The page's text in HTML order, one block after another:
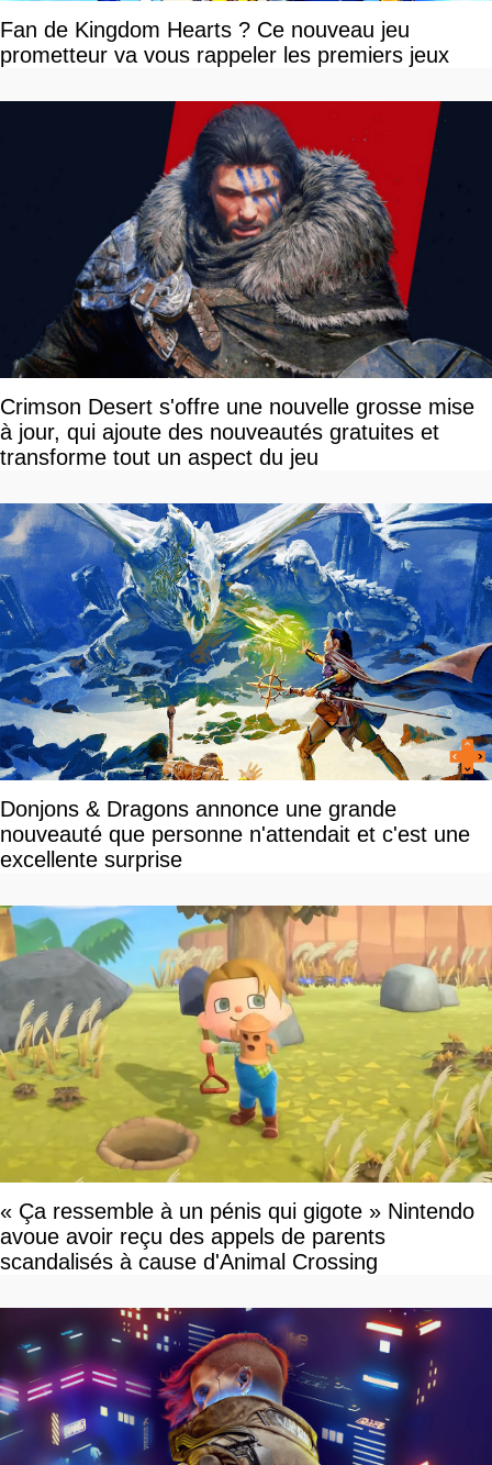
Fan de Kingdom Hearts ? Ce nouveau jeu
prometteur va vous rappeler les premiers jeux
Crimson Desert s'offre une nouvelle grosse mise
à jour, qui ajoute des nouveautés gratuites et
transforme tout un aspect du jeu
Donjons & Dragons annonce une grande
nouveauté que personne n'attendait et c'est une
excellente surprise
« Ça ressemble à un pénis qui gigote » Nintendo
avoue avoir reçu des appels de parents
scandalisés à cause d'Animal Crossing